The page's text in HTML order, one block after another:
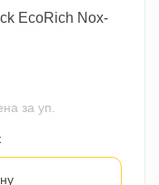
EcoRich Nox-
за уп.